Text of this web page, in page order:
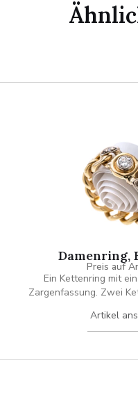
Damenring,
Preis auf
Ein Kettenring mit
Zargenfassung. Zwei
Artikel